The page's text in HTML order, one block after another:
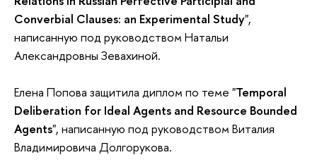
Converbial Clauses: an Experimental Study",
написанную под руководством Натальи
Александровны Зевахиной.
Елена Попова защитила диплом по теме "Temporal
Deliberation for Ideal Agents and Resource Bounded
Agents", написанную под руководством Виталия
Владимировича Долгорукова.